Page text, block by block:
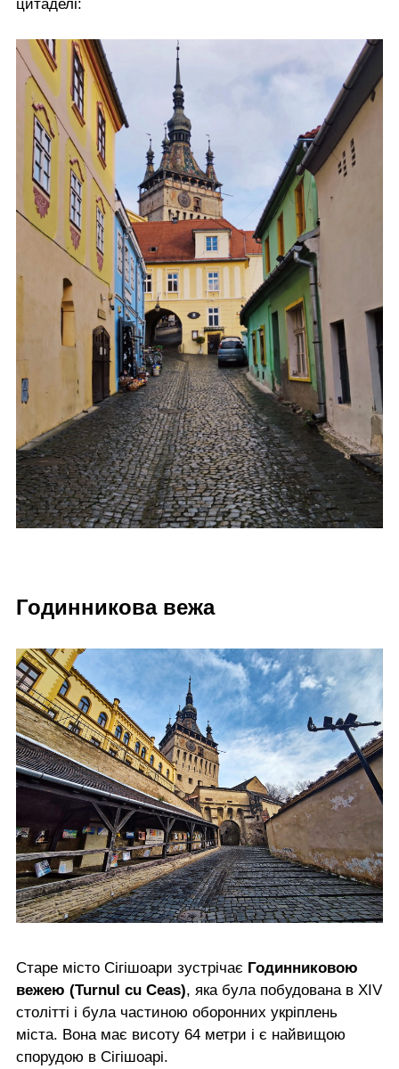
цитаделі:
Годинникова вежа
Старе місто Сігішоари зустрічає Годинниковою
вежею (Turnul cu Ceas), яка була побудована в XIV
столітті і була частиною оборонних укріплень
міста. Вона має висоту 64 метри і є найвищою
спорудою в Сігішоарі.